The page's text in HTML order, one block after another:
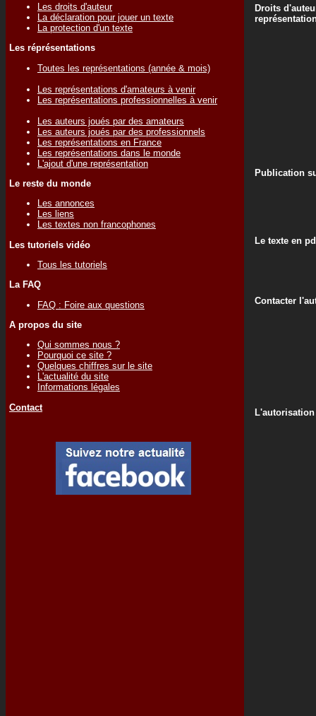
Les droits d'auteur
La déclaration pour jouer un texte
La protection d'un texte
Les réprésentations
Toutes les représentations (année & mois)
Les représentations d'amateurs à venir
Les représentations professionnelles à venir
Les auteurs joués par des amateurs
Les auteurs joués par des professionnels
Les représentations en France
Les représentations dans le monde
L'ajout d'une représentation
Le reste du monde
Les annonces
Les liens
Les textes non francophones
Les tutoriels vidéo
Tous les tutoriels
La FAQ
FAQ : Foire aux questions
A propos du site
Qui sommes nous ?
Pourquoi ce site ?
Quelques chiffres sur le site
L'actualité du site
Informations légales
Contact
Droits
Publication
Le texte en
Contacter
L'autorisation